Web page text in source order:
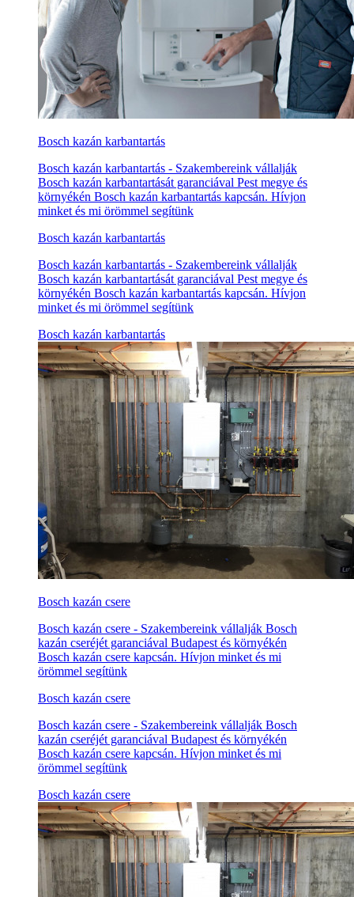
Bosch kazán karbantartás
Bosch kazán karbantartás - Szakembereink vállalják
Bosch kazán karbantartását garanciával Pest megye és
környékén Bosch kazán karbantartás kapcsán. Hívjon
minket és mi örömmel segítünk
Bosch kazán karbantartás
Bosch kazán karbantartás - Szakembereink vállalják
Bosch kazán karbantartását garanciával Pest megye és
környékén Bosch kazán karbantartás kapcsán. Hívjon
minket és mi örömmel segítünk
Bosch kazán karbantartás
Bosch kazán csere
Bosch kazán csere - Szakembereink vállalják Bosch
kazán cseréjét garanciával Budapest és környékén
Bosch kazán csere kapcsán. Hívjon minket és mi
örömmel segítünk
Bosch kazán csere
Bosch kazán csere - Szakembereink vállalják Bosch
kazán cseréjét garanciával Budapest és környékén
Bosch kazán csere kapcsán. Hívjon minket és mi
örömmel segítünk
Bosch kazán csere